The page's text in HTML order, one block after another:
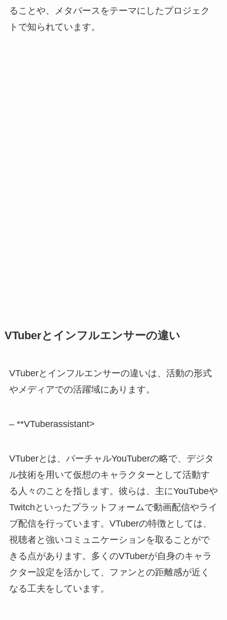
ることや、メタバースをテーマにしたプロジェク
トで知られています。
VTuberとインフルエンサーの違い
VTuberとインフルエンサーの違いは、活動の形式
やメディアでの活躍域にあります。
– **VTuberassistant>
VTuberとは、バーチャルYouTuberの略で、デジタ
ル技術を用いて仮想のキャラクターとして活動す
る人々のことを指します。彼らは、主にYouTubeや
Twitchといったプラットフォームで動画配信やライ
ブ配信を行っています。VTuberの特徴としては、
視聴者と強いコミュニケーションを取ることがで
きる点があります。多くのVTuberが自身のキャラ
クター設定を活かして、ファンとの距離感が近く
なる工夫をしています。